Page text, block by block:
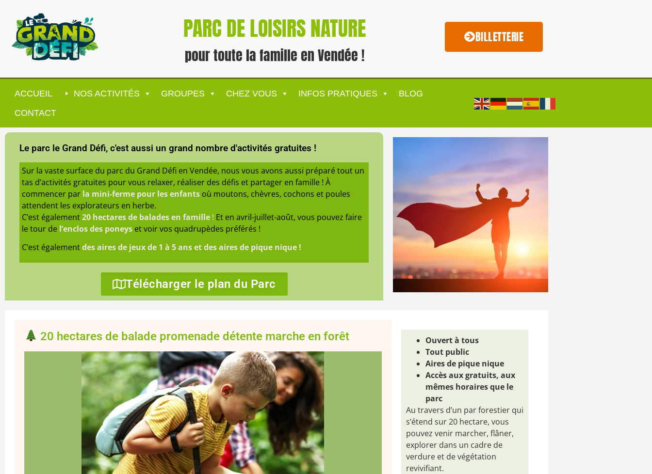
PARC DE LOISIRS NATURE
pour toute la famille en Vendée !
BILLETTERIE
ACCUEIL NOS ACTIVITÉS GROUPES CHEZ VOUS INFOS PRATIQUES
BLOG
CONTACT
Le parc le Grand Défi, c'est aussi un grand nombre d'activités gratuites !
Sur la vaste surface du parc du Grand Défi en Vendée, nous vous avons aussi préparé tout un
tas d’activités gratuites pour vous relaxer, réaliser des défis et partager en famille ! À
commencer par la mini-ferme pour les enfants où moutons, chèvres, cochons et poules
attendent les explorateurs en herbe.
C’est également20 hectares de balades en famille ! Et en avril-juillet-août, vous pouvez faire
le tour de l’enclos des poneys et voir vos quadrupèdes préférés !
C’est égalementdes aires de jeux de 1 à 5 ans et des aires de pique nique !
Télécharger le plan du Parc
20 hectares de balade promenade détente marche en forêt
Ouvert à tous
Tout public
Aires de pique nique
Accès aux gratuits, aux
mêmes horaires que le
parc
Au travers d’un par forestier qui
s’étend sur 20 hectare, vous
pouvez venir marcher, flâner,
explorer dans un cadre de
verdure et de végétation
revivifiant.